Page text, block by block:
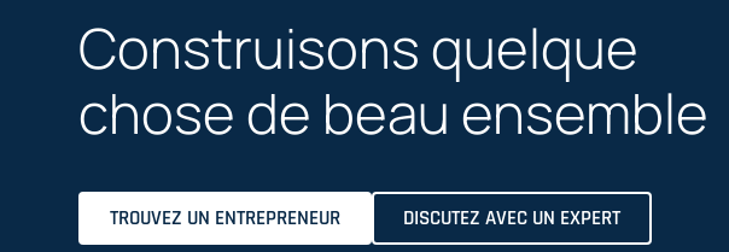
Construisons quelque
chose de beau ensemble
TROUVEZ UN ENTREPRENEUR DISCUTEZ AVEC UN EXPERT